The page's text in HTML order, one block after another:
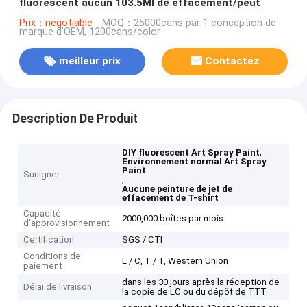
fluorescent aucun 103.5Ml de effacement/peut
Prix：negotiable MOQ：25000cans par 1 conception de
marque d'OEM, 1200cans/color
meilleur prix Contactez
Description De Produit
Surligner
DIY fluorescent Art Spray Paint,
Environnement normal Art Spray
Paint
,
Aucune peinture de jet de
effacement de T-shirt
Capacité
d'approvisionnement
2000,000 boîtes par mois
Certification
SGS / CTI
Conditions de
paiement
L / C, T / T, Western Union
Délai de livraison
dans les 30 jours après la réception de
la copie de LC ou du dépôt de TTT